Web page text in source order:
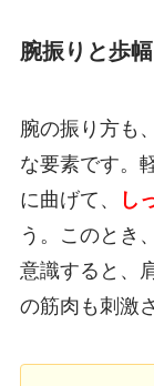
腕振りと歩
腕の振り方も
な要素です。
に曲げて、
し
う。このとき
意識すると、
の筋肉も刺激